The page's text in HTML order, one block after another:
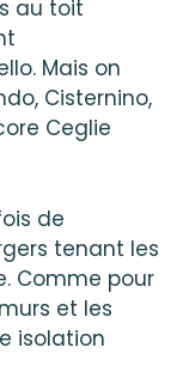
au toit
Mais on
Cisternino,
Ceglie
de
tenant les
Comme pour
et les
isolation